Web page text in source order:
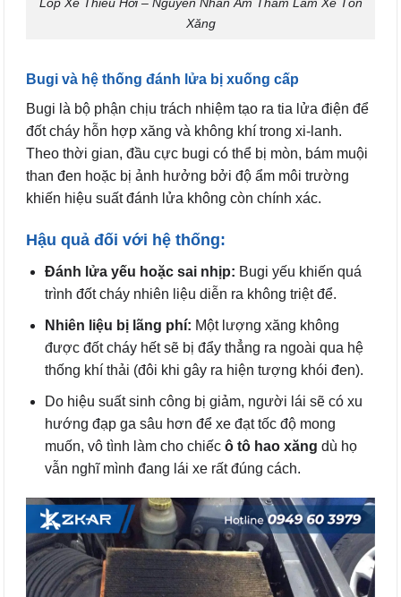
Xăng
Bugi và hệ thống đánh lửa bị xuống cấp
Bugi là bộ phận chịu trách nhiệm tạo ra tia lửa điện để
đốt cháy hỗn hợp xăng và không khí trong xi-lanh.
Theo thời gian, đầu cực bugi có thể bị mòn, bám muội
than đen hoặc bị ảnh hưởng bởi độ ẩm môi trường
khiến hiệu suất đánh lửa không còn chính xác.
Hậu quả đối với hệ thống:
Đánh lửa yếu hoặc sai nhịp: Bugi yếu khiến quá
trình đốt cháy nhiên liệu diễn ra không triệt để.
Nhiên liệu bị lãng phí: Một lượng xăng không
được đốt cháy hết sẽ bị đẩy thẳng ra ngoài qua hệ
thống khí thải (đôi khi gây ra hiện tượng khói đen).
Do hiệu suất sinh công bị giảm, người lái sẽ có xu
hướng đạp ga sâu hơn để xe đạt tốc độ mong
muốn, vô tình làm cho chiếc ô tô hao xăng dù họ
vẫn nghĩ mình đang lái xe rất đúng cách.